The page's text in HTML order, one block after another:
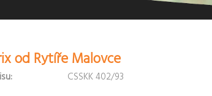
od Rytíře Malovce
CSSKK 402/93